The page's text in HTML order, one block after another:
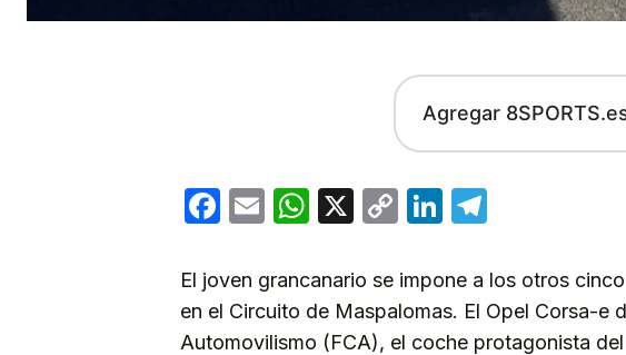
Agregar
Facebook
EmailWhatsApp
X
CopyLinkedIn
El joven grancanario se impone a los otros
en el Circuito de Maspalomas. El Opel Corsa-e
Automovilismo (FCA), el coche protagonista